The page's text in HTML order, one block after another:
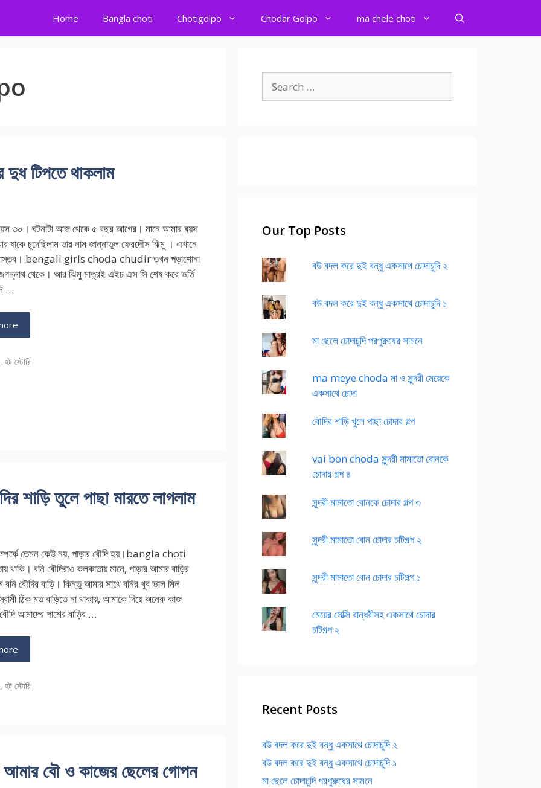
Home Bangla choti Chotigolpo Chodar Golpo ma chele choti
দুধ টিপতে থাকলাম
৩০। ঘটনাটা আজ থেকে ৫ বছর আগের। মানে আমার বয়স
চুদেছিলাম তার নাম জান্নাতুল ফেরদৌস ঝিমু । এখানে
bengali girls choda chudir তখন পড়াশোনা
থেকে। আর ঝিমু মাত্রই এইচ এস সি শেষ করে ভর্তি
…
,হট স্টোরি
শাড়ি তুলে পাছা মারতে লাগলাম
তেমন কেউ নয়, পাড়ার বৌদি হয়।bangla choti
থাকি। বনি বৌদিরাও কলকাতায় মানে, পাড়ার আমার বাড়ির
বৌদির বাড়ি। কিন্তু আমার সাথে বনির খুব ভাল মিল
ঠিক মত বাড়িতে না থাকায়, আমাকে দিয়ে অনেক কাজ
আমাদের পাশের বাড়ির …
,হট স্টোরি
বৌ ও কাজের ছেলের গোপন
for:
Our Top Posts
বউ বদল করে দুই বন্ধু একসাথে চোদাচুদি ২
বউ বদল করে দুই বন্ধু একসাথে চোদাচুদি ১
মা ছেলে চোদাচুদি পরপুরুষের সামনে
ma meye choda মা ও সুন্দরী মেয়েকে
একসাথে চোদা
বৌদির শাড়ি খুলে পাছা চোদার গল্প
vai bon choda সুন্দরী মামাতো বোনকে
চোদার গল্প ৪
সুন্দরী মামাতো বোনকে চোদার গল্প ৩
সুন্দরী মামাতো বোন চোদার চটিগল্প ২
সুন্দরী মামাতো বোন চোদার চটিগল্প ১
মেয়ের সেক্সি বান্ধবীসহ একসাথে চোদার
চটিগল্প ২
Recent Posts
বউ বদল করে দুই বন্ধু একসাথে চোদাচুদি ২
বউ বদল করে দুই বন্ধু একসাথে চোদাচুদি ১
মা ছেলে চোদাচুদি পরপুরুষের সামনে